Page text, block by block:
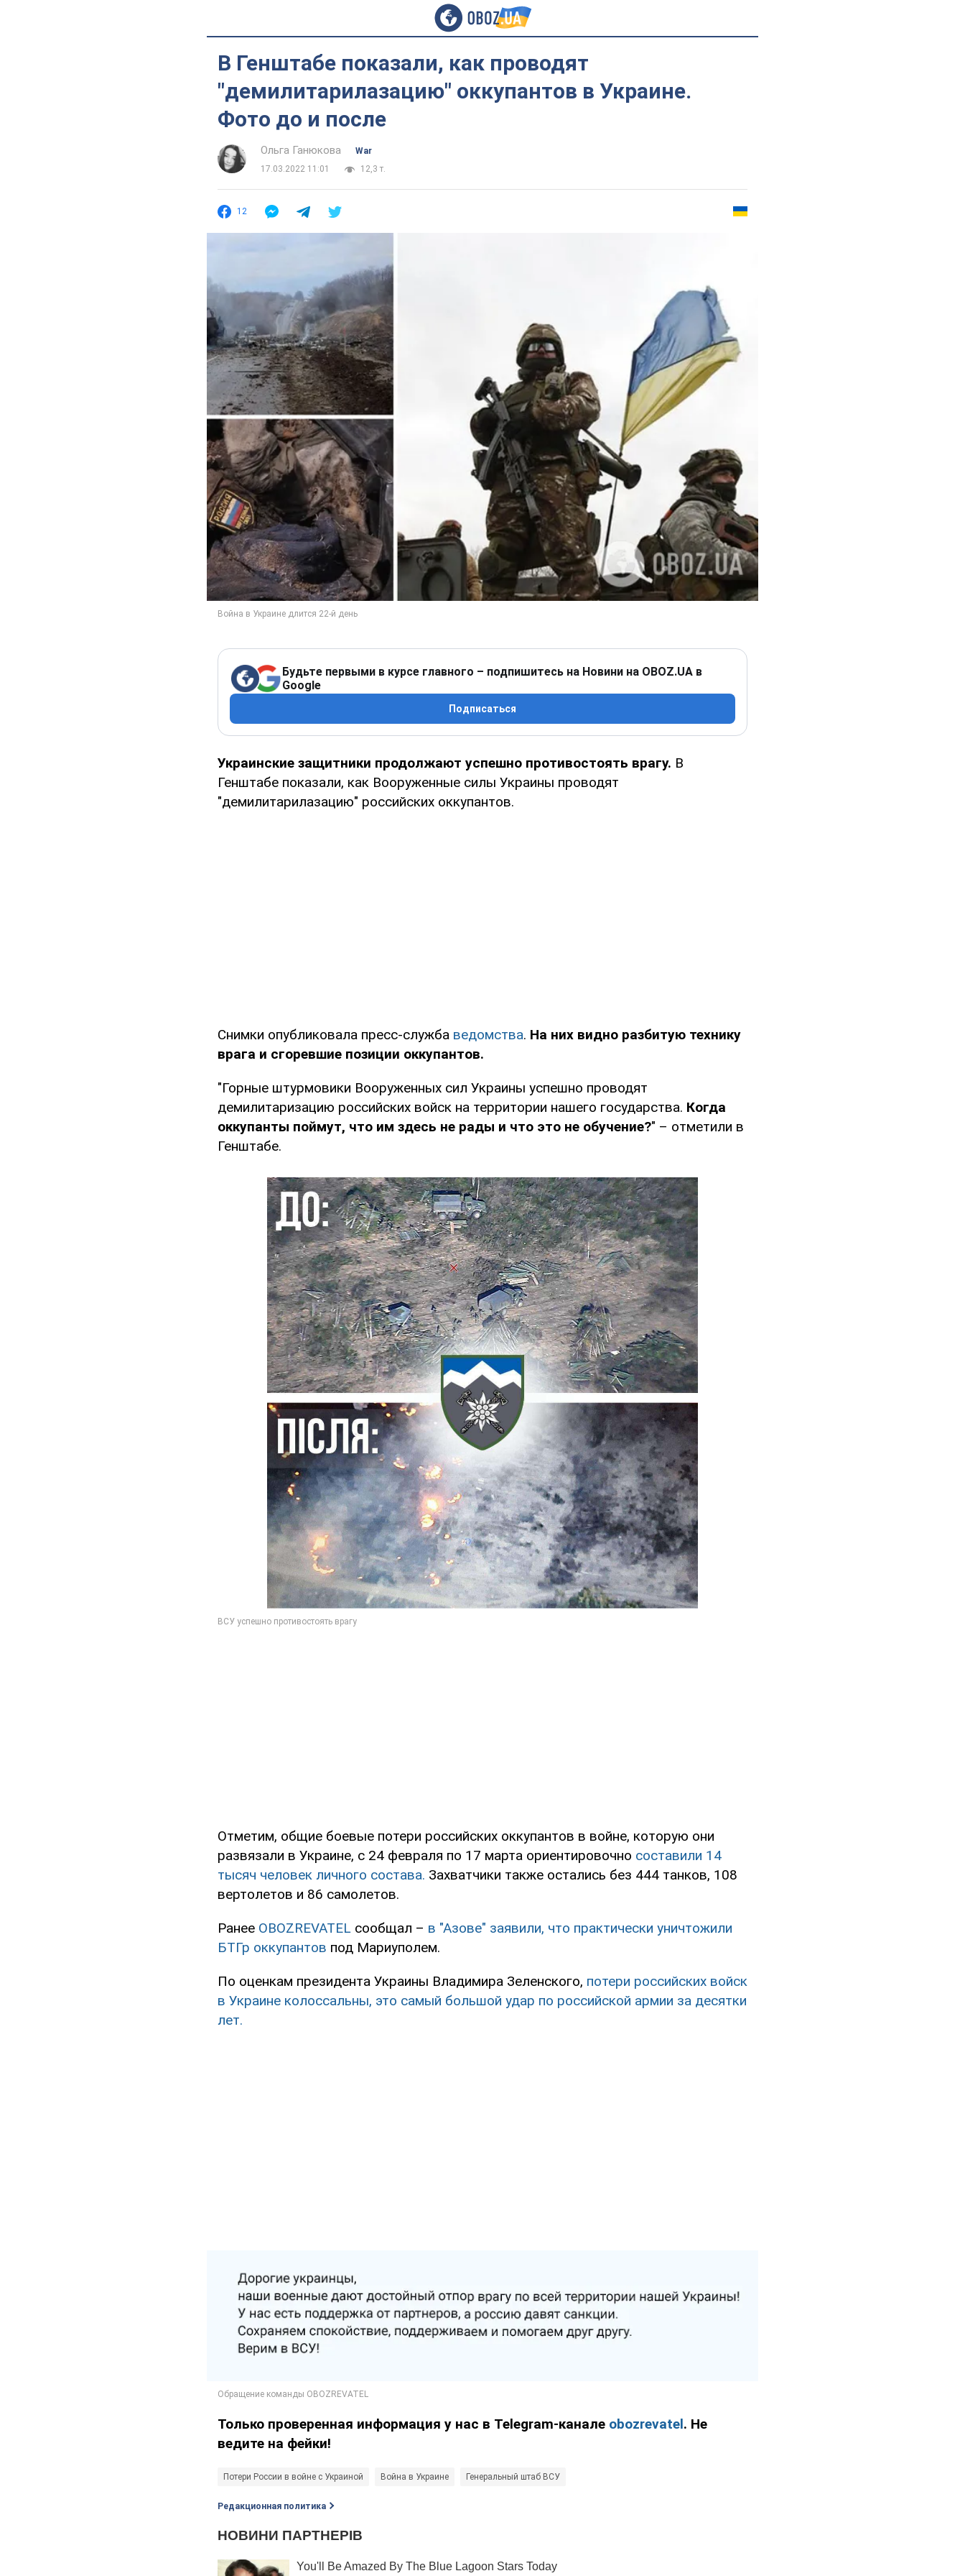
В Генштабе показали, как проводят
"демилитарилазацию" оккупантов в Украине.
Фото до и после
Ольга Ганюкова
War
17.03.2022 11:01
12,3 т.
12
Будьте первыми в курсе главного – подпишитесь на Новини на OBOZ.UA в
Google
Подписаться
Украинские защитники продолжают успешно противостоять врагу. В
Генштабе показали, как Вооруженные силы Украины проводят
"демилитарилазацию" российских оккупантов.
Снимки опубликовала пресс-служба ведомства. На них видно разбитую технику
врага и сгоревшие позиции оккупантов.
"Горные штурмовики Вооруженных сил Украины успешно проводят
демилитаризацию российских войск на территории нашего государства. Когда
оккупанты поймут, что им здесь не рады и что это не обучение?" – отметили в
Генштабе.
Отметим, общие боевые потери российских оккупантов в войне, которую они
развязали в Украине, с 24 февраля по 17 марта ориентировочно составили 14
тысяч человек личного состава. Захватчики также остались без 444 танков, 108
вертолетов и 86 самолетов.
Ранее OBOZREVATEL сообщал – в "Азове" заявили, что практически уничтожили
БТГр оккупантов под Мариуполем.
По оценкам президента Украины Владимира Зеленского, потери российских войск
в Украине колоссальны, это самый большой удар по российской армии за десятки
лет.
Только проверенная информация у нас в Telegram-канале obozrevatel. Не
ведите на фейки!
Потери России в войне с Украиной Война в Украине Генеральный штаб ВСУ
Редакционная политика